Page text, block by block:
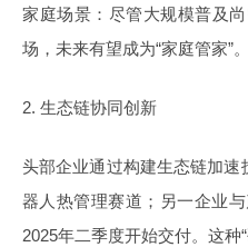
家庭场景：尽管大规模普及
场，未来有望成为“家庭管家”。
2. 生态链协同创新
头部企业通过构建生态链加
器人热管理赛道；另一企业
2025年二季度开始交付。这